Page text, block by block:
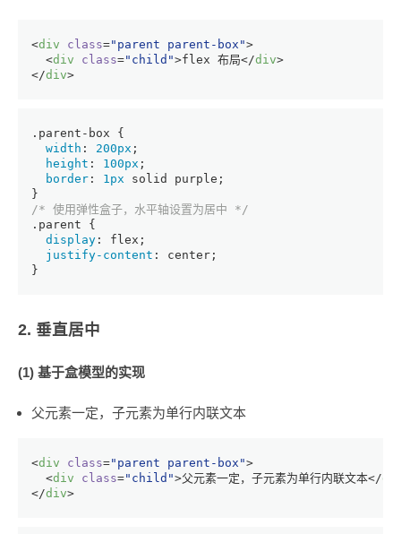
<div class="parent parent-box">
<div class="child">flex 布局</div>
</div>
.parent-box {
width : 200px ;
height : 100px ;
border : 1px solid purple;
}
/* 使用弹性盒子，水平轴设置为居中 */
.parent {
display : flex;
justify-content : center;
}
2. 垂直居中
(1) 基于盒模型的实现
父元素一定，子元素为单行内联文本
<div class="parent parent-box">
<div class="child">父元素一定，子元素为单行内联文本</
</div>